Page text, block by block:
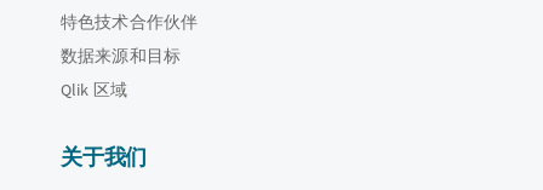
特色技术合作伙伴
数据来源和目标
Qlik 区域
关于我们